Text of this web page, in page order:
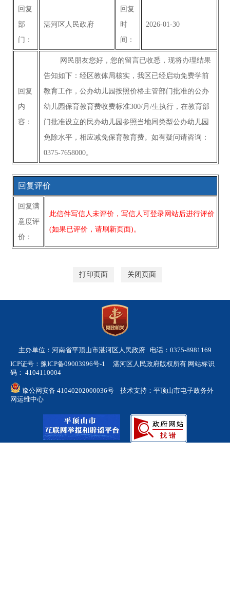
回复
部
门：
湛河区人民政府
回复
时
间：
2026-01-30
回复
内
容：
网民朋友您好，您的留言已收悉，现将办理结果
告知如下：经区教体局核实，我区已经启动免费学前
教育工作，公办幼儿园按照价格主管部门批准的公办
幼儿园保育教育费收费标准300/月/生执行，在教育部
门批准设立的民办幼儿园参照当地同类型公办幼儿园
免除水平，相应减免保育教育费。如有疑问请咨询：
0375-7658000。
回复评价
回复满
意度评
价：
此信件写信人未评价，写信人可登录网站后进行评价
(如果已评价，请刷新页面)。
打印页面 关闭页面
主办单位：河南省平顶山市湛河区人民政府 电话：0375-8981169
ICP证号：豫ICP备09003996号-1 湛河区人民政府版权所有 网站标识
码： 4104110004
豫公网安备 41040202000036号
技术支持：平顶山市电子政务外
网运维中心